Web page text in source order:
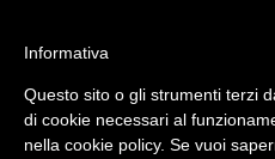
Mondo Italiano
Informativa
Questo sito o gli strumenti terzi
di cookie necessari al
nella cookie policy. Se vuoi